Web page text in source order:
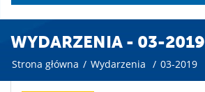
WYDARZENIA - 03-2019
Strona główna / Wydarzenia / 03-2019